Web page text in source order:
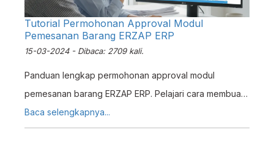
Tutorial Permohonan Approval Modul
Pemesanan Barang ERZAP ERP
15-03-2024 - Dibaca: 2709 kali.
Panduan lengkap permohonan approval modul
pemesanan barang ERZAP ERP. Pelajari cara membuat
PO, mengajukan approval, hingga proses keputusan
approver setujui atau tolak.
Baca selengkapnya...